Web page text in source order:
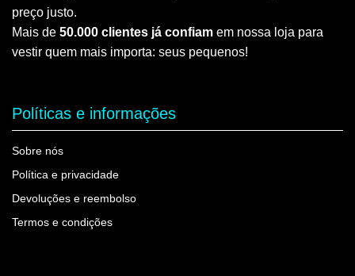
preço justo.
Mais de 50.000 clientes já confiam em nossa loja para
vestir quem mais importa: seus pequenos!
Políticas e informações
Sobre nós
Política e privacidade
Devoluções e reembolso
Termos e condições